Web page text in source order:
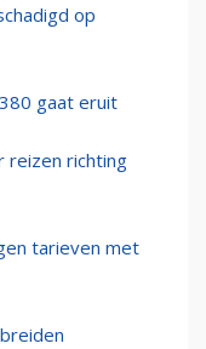
op
gaat eruit
reizen richting
tarieven met